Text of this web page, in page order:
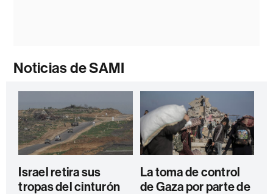
Noticias de SAMI
Israel retira sus
tropas del cinturón
La toma de control
de Gaza por parte de